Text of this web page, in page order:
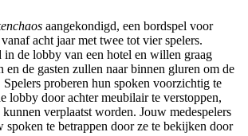
aangekondigd, een bordspel voor
acht jaar met twee tot vier spelers.
in de lobby van een hotel en willen graag
en de gasten zullen naar binnen gluren om de
Spelers proberen hun spoken voorzichtig te
lobby door achter meubilair te verstoppen,
verplaatst worden. Jouw medespelers
spoken te betrappen door ze te bekijken door